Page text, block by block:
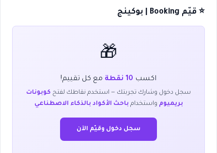
⭐ قيّم Booking | بوكينج
🎁
اكسب 10 نقطة مع كل تقييم!
سجل دخول وشارك تجربتك — استخدم نقاطك لفتح كوبونات
بريميوم واستخدام باحث الأكواد بالذكاء الاصطناعي
سجل دخول وقيّم الآن